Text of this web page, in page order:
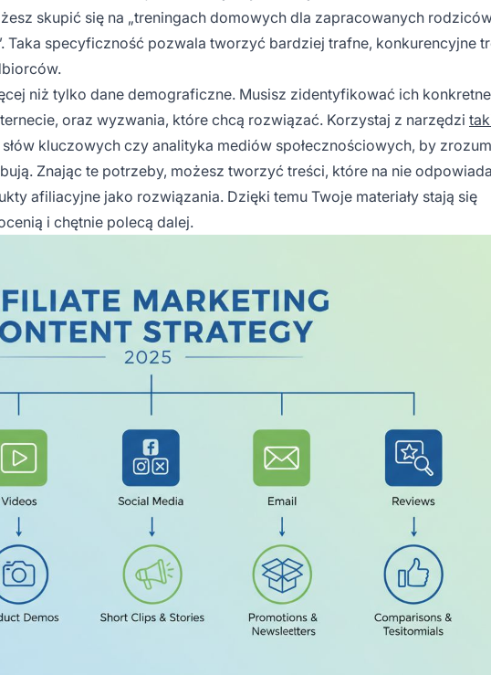
skupić się na „treningach domowych dla zapracowanych
Taka specyficzność pozwala tworzyć bardziej trafne, konkurencyjne
niż tylko dane demograficzne. Musisz zidentyfikować ich konkretne
oraz wyzwania, które chcą rozwiązać. Korzystaj z narzędzi
kluczowych czy analityka mediów społecznościowych, by
Znając te potrzeby, możesz tworzyć treści, które na nie
afiliacyjne jako rozwiązania. Dzięki temu Twoje materiały stają się
i chętnie polecą dalej.